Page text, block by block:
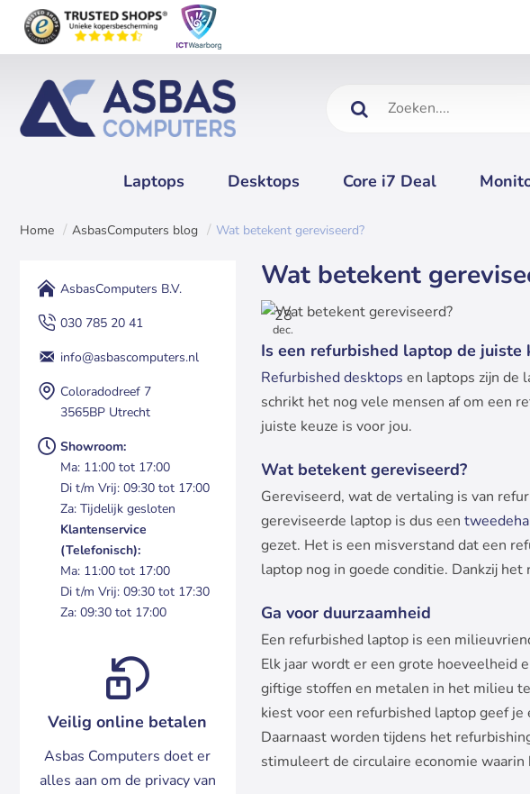
Zoeken....
Laptops Desktops Core i7 Deal
AsbasComputers blog Wat betekent gereviseerd?
AsbasComputers B.V.
030 785 20 41
info@asbascomputers.nl
Coloradodreef 7
3565BP Utrecht
Showroom:
Ma: 11:00 tot 17:00
Di t/m Vrij: 09:30 tot 17:00
Za: Tijdelijk gesloten
Klantenservice
(Telefonisch):
Ma: 11:00 tot 17:00
Di t/m Vrij: 09:30 tot 17:30
Za: 09:30 tot 17:00
Veilig online betalen
Asbas Computers doet er
alles aan om de privacy van
Wat betekent
28
dec.
Is een refurbished laptop de juiste
Refurbished desktops en laptops zijn de
schrikt het nog vele mensen af om een
juiste keuze is voor jou.
Wat betekent gereviseerd?
Gereviseerd, wat de vertaling is van
gereviseerde laptop is dus een
gezet. Het is een misverstand dat een
laptop nog in goede conditie. Dankzij
Ga voor duurzaamheid
Een refurbished laptop is een
Elk jaar wordt er een grote hoeveelheid
giftige stoffen en metalen in het milieu
kiest voor een refurbished laptop geef
Daarnaast worden tijdens het
stimuleert de circulaire economie